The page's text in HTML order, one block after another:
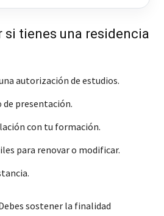
si tienes una residencia
autorización de estudios.
de presentación.
con tu formación.
para renovar o modificar.
sostener la finalidad